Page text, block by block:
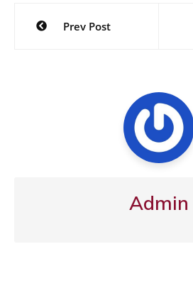
Navegación
Prev Post
Admin